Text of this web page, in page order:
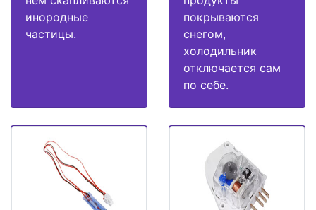
инородные
частицы.
покрываются
снегом,
холодильник
отключается сам
по себе.